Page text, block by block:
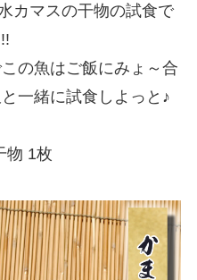
カマスの干物の試食で
の魚はご飯にみょ～合
一緒に試食しよっと♪
物 1枚